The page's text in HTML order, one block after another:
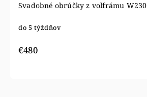
Svadobné obrúčky z volfrámu W230
do 5 týždňov
€480